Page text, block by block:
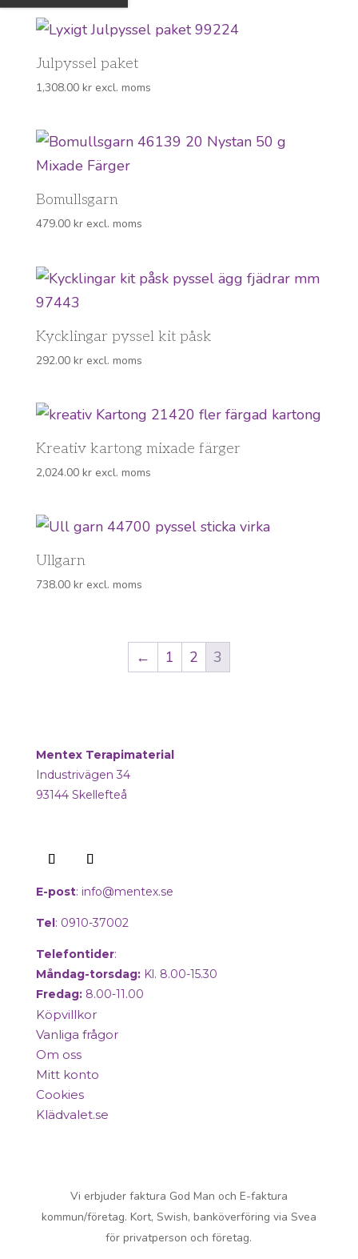
Julpyssel paket
1,308.00 krexcl. moms
Bomullsgarn
479.00 krexcl. moms
Kycklingar pyssel kit påsk
292.00 krexcl. moms
Kreativ kartong mixade färger
2,024.00 krexcl. moms
Ullgarn
738.00 krexcl. moms
← 1 2 3
Mentex Terapimaterial
Industrivägen 34
93144 Skellefteå
E-post: info@mentex.se
Tel: 0910-37002
Telefontider:
Måndag-torsdag:Kl. 8.00-15.30
Fredag:8.00-11.00
Köpvillkor
Vanliga frågor
Om oss
Mitt konto
Cookies
Klädvalet.se
Vi erbjuder faktura God Man och E-faktura
kommun/företag. Kort, Swish, banköverföring via Svea
för privatperson och företag.